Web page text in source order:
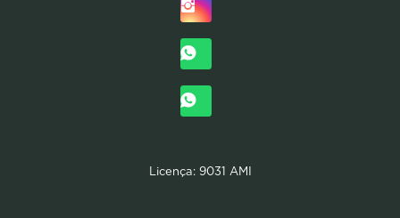
Licença: 9031 AMI